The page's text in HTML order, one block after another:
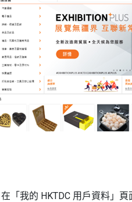
在「我的 HKTDC 用戶資料」